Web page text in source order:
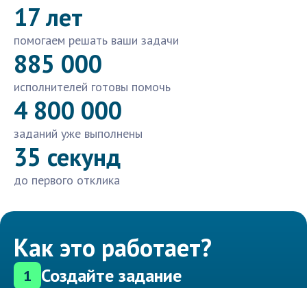
17 лет
помогаем решать ваши задачи
885 000
исполнителей готовы помочь
4 800 000
заданий уже выполнены
35 секунд
до первого отклика
Как это работает?
1 Создайте задание